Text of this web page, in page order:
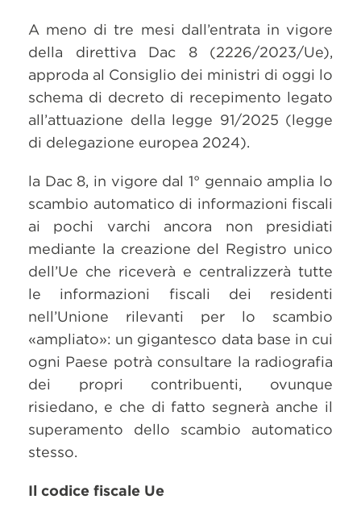
A meno di tre mesi dall’entrata in vigore
della direttiva Dac 8 (2226/2023/Ue),
approda al Consiglio dei ministri di oggi lo
schema di decreto di recepimento legato
all’attuazione della legge 91/2025 (legge
di delegazione europea 2024).
la Dac 8, in vigore dal 1° gennaio amplia lo
scambio automatico di informazioni fiscali
ai pochi varchi ancora non presidiati
mediante la creazione del Registro unico
dell’Ue che riceverà e centralizzerà tutte
le informazioni fiscali dei residenti
nell’Unione rilevanti per lo scambio
«ampliato»: un gigantesco data base in cui
ogni Paese potrà consultare la radiografia
dei propri contribuenti, ovunque
risiedano, e che di fatto segnerà anche il
superamento dello scambio automatico
stesso.
Il codice fiscale Ue